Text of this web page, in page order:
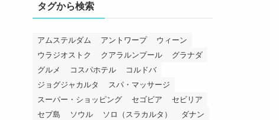
タグから検索
アムステルダム アントワープ
ウィーン
ウラジオストク
クアラルンプール
グラナダ
グルメ
コスパホテル
コルドバ
ジョグジャカルタ
スパ・マッサージ
スーパー・ショッピング
セゴビア
セビリア
セブ島
ソウル ソロ（スラカルタ）
ダナン